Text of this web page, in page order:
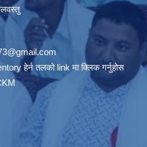
हेर्न तलको link मा क्लिक गर्नुहोस